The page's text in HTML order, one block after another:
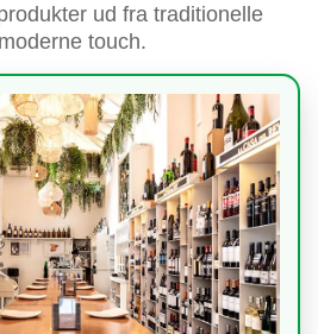
ud fra traditionelle
touch.